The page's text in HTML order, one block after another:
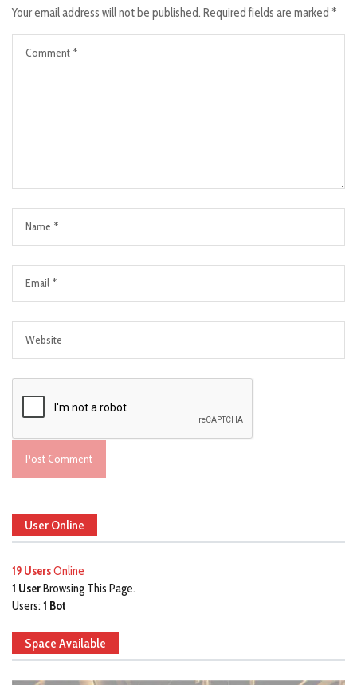
Your email address will not be published. Required fields are marked *
User Online
19 UsersOnline
1 UserBrowsing This Page.
Users: 1 Bot
Space Available